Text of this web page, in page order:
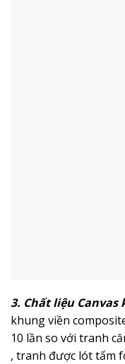
3. Chất liệu Canvas
khung viền
10 lần so với tranh
, tranh được lót tấm